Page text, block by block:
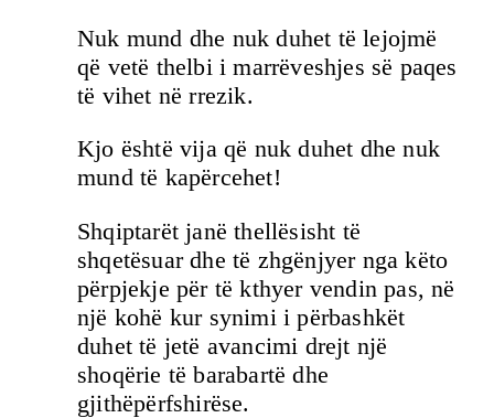
Nuk mund dhe nuk duhet të lejojmë
që vetë thelbi i marrëveshjes së paqes
të vihet në rrezik.
Kjo është vija që nuk duhet dhe nuk
mund të kapërcehet!
Shqiptarët janë thellësisht të
shqetësuar dhe të zhgënjyer nga këto
përpjekje për të kthyer vendin pas, në
një kohë kur synimi i përbashkët
duhet të jetë avancimi drejt një
shoqërie të barabartë dhe
gjithëpërfshirëse.